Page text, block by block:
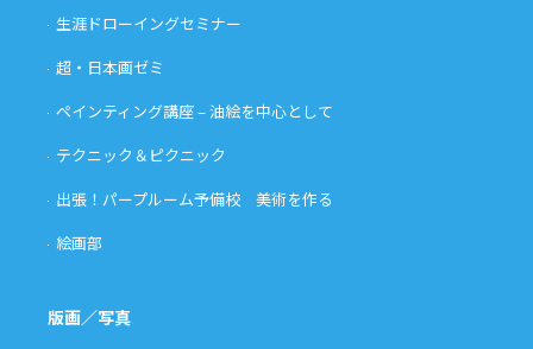
生涯ドローイングセミナー
超・日本画ゼミ
ペインティング講座 – 油絵を中心として
テクニック＆ピクニック
出張！パープルーム予備校 美術を作る
絵画部
版画／写真